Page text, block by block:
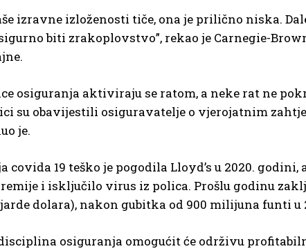
izravne izloženosti tiče, ona je prilično niska.
biti zrakoplovstvo”, rekao je Carnegie-
osiguranja aktiviraju se ratom, a neke rat ne
su obavijestili osiguravatelje o vjerojatnim
je.
covida 19 teško je pogodila Lloyd’s u 2020.
i isključilo virus iz polica. Prošlu godinu
dolara), nakon gubitka od 900 milijuna funti u
osiguranja omogućit će održivu